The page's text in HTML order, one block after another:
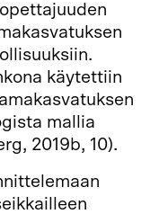
käytettiin
mallia
2019b, 10).